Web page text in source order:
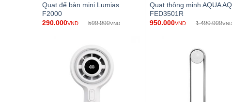
Quạt để bàn mini Lumias
F2000
290.000VND 590.000VND
Quạt thông minh AQUA
FED3501R
950.000VND 1.490.000VND